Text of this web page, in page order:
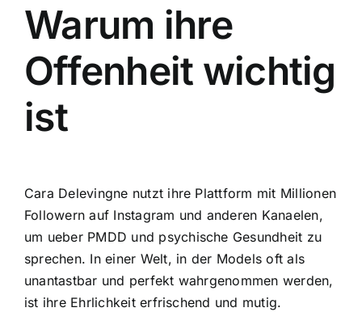
Warum ihre
Offenheit wichtig
ist
Cara Delevingne nutzt ihre Plattform mit Millionen
Followern auf Instagram und anderen Kanaelen,
um ueber PMDD und psychische Gesundheit zu
sprechen. In einer Welt, in der Models oft als
unantastbar und perfekt wahrgenommen werden,
ist ihre Ehrlichkeit erfrischend und mutig.